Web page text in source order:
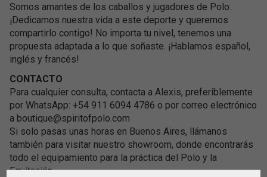
Somos amantes de los caballos y jugadores de Polo.
¡Dedicamos nuestra vida a este deporte y queremos
compartirlo contigo! No importa tu nivel, tenemos una
propuesta adaptada a lo que soñaste. ¡Hablamos español,
inglés y francés!
CONTACTO
Para cualquier consulta, contacta a Alexis, preferiblemente
por WhatsApp: +54 911 6094 4786 o por correo electrónico
a boutique@spiritofpolo.com
Si solo pasas unas horas en Buenos Aires, llámanos
también para visitar nuestro showroom, donde encontrarás
todo el equipamiento para la práctica del Polo y la
Equitación.